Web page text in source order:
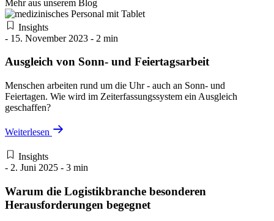
Mehr aus unserem Blog
Insights
- 15. November 2023 - 2 min
Ausgleich von Sonn- und Feiertagsarbeit
Menschen arbeiten rund um die Uhr - auch an Sonn- und
Feiertagen. Wie wird im Zeiterfassungssystem ein Ausgleich
geschaffen?
Weiterlesen
Insights
- 2. Juni 2025 - 3 min
Warum die Logistikbranche besonderen
Herausforderungen begegnet